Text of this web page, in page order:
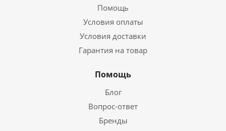
Помощь
Условия оплаты
Условия доставки
Гарантия на товар
Помощь
Блог
Вопрос-ответ
Бренды